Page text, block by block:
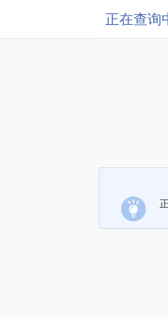
正在查询